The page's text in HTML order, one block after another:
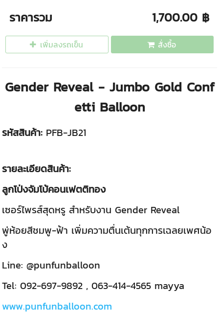
ราคารวม 1,700.00 ฿
เพิ่มลงรถเข็น สั่งซื้อ
Gender Reveal - Jumbo Gold Conf
etti Balloon
รหัสสินค้า: PFB-JB21
รายละเอียดสินค้า:
ลูกโป่งจัมโบ้คอนเฟตติทอง
เซอร์ไพรส์สุดหรู สำหรับงาน Gender Reveal
พู่ห้อยสีชมพู-ฟ้า เพิ่มความตื่นเต้นทุกการเฉลยเพศน้อ
ง
Line: @punfunballoon
Tel: 092-697-9892 , 063-414-4565 mayya
www.punfunballoon.com